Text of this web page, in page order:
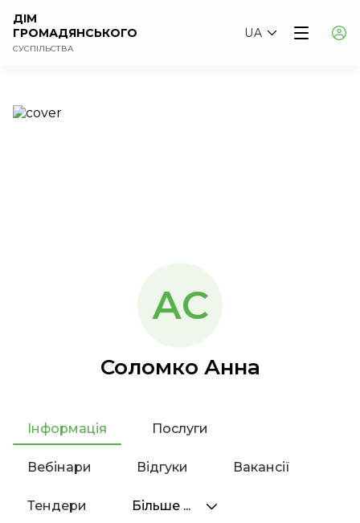
ДІМ
ГРОМАДЯНСЬКОГО
СУСПІЛЬСТВА
UA
АС
Соломко Анна
Інформація Послуги
Вебінари Відгуки Вакансії
Тендери Більше ...